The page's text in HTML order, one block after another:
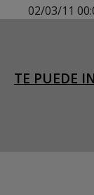
02/03/11
TE PUEDE